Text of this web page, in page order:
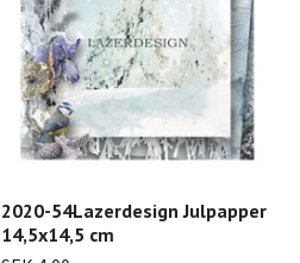
2020-54Lazerdesign Julpapper
14,5x14,5 cm